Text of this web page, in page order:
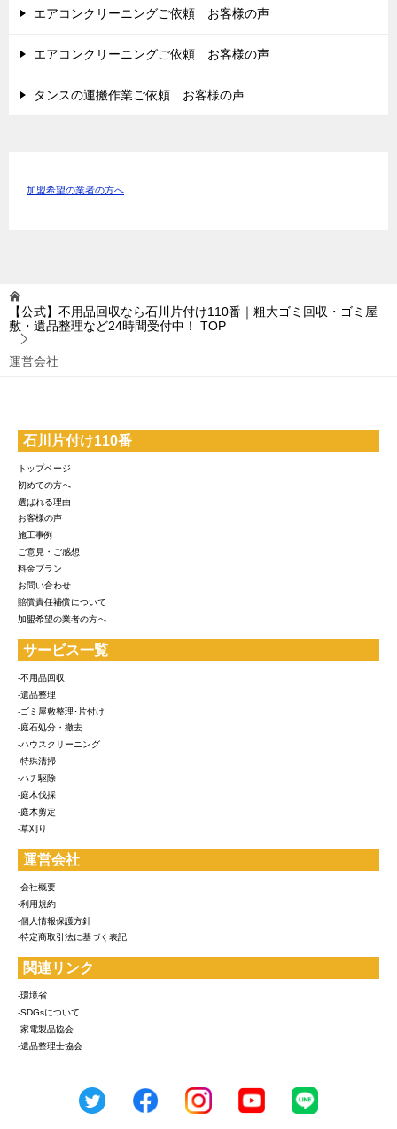
エアコンクリーニングご依頼 お客様の声
エアコンクリーニングご依頼 お客様の声
タンスの運搬作業ご依頼 お客様の声
加盟希望の業者の方へ
【公式】不用品回収なら石川片付け110番｜粗大ゴミ回収・ゴミ屋
敷・遺品整理など24時間受付中！
TOP
運営会社
石川片付け110番
トップページ
初めての方へ
選ばれる理由
お客様の声
施工事例
ご意見・ご感想
料金プラン
お問い合わせ
賠償責任補償について
加盟希望の業者の方へ
サービス一覧
-不用品回収
-遺品整理
-ゴミ屋敷整理･片付け
-庭石処分・撤去
-ハウスクリーニング
-特殊清掃
-ハチ駆除
-庭木伐採
-庭木剪定
-草刈り
運営会社
-会社概要
-利用規約
-個人情報保護方針
-特定商取引法に基づく表記
関連リンク
-環境省
-SDGsについて
-家電製品協会
-遺品整理士協会